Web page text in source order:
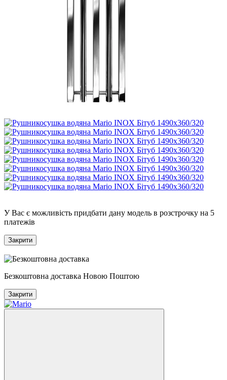
У Вас є можливість придбати дану модель в розстрочку на 5
платежів
Закрити
Безкоштовна доставка Новою Поштою
Закрити